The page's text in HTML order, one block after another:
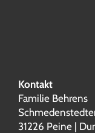
Kontakt
Familie Behrens
31226 Peine |